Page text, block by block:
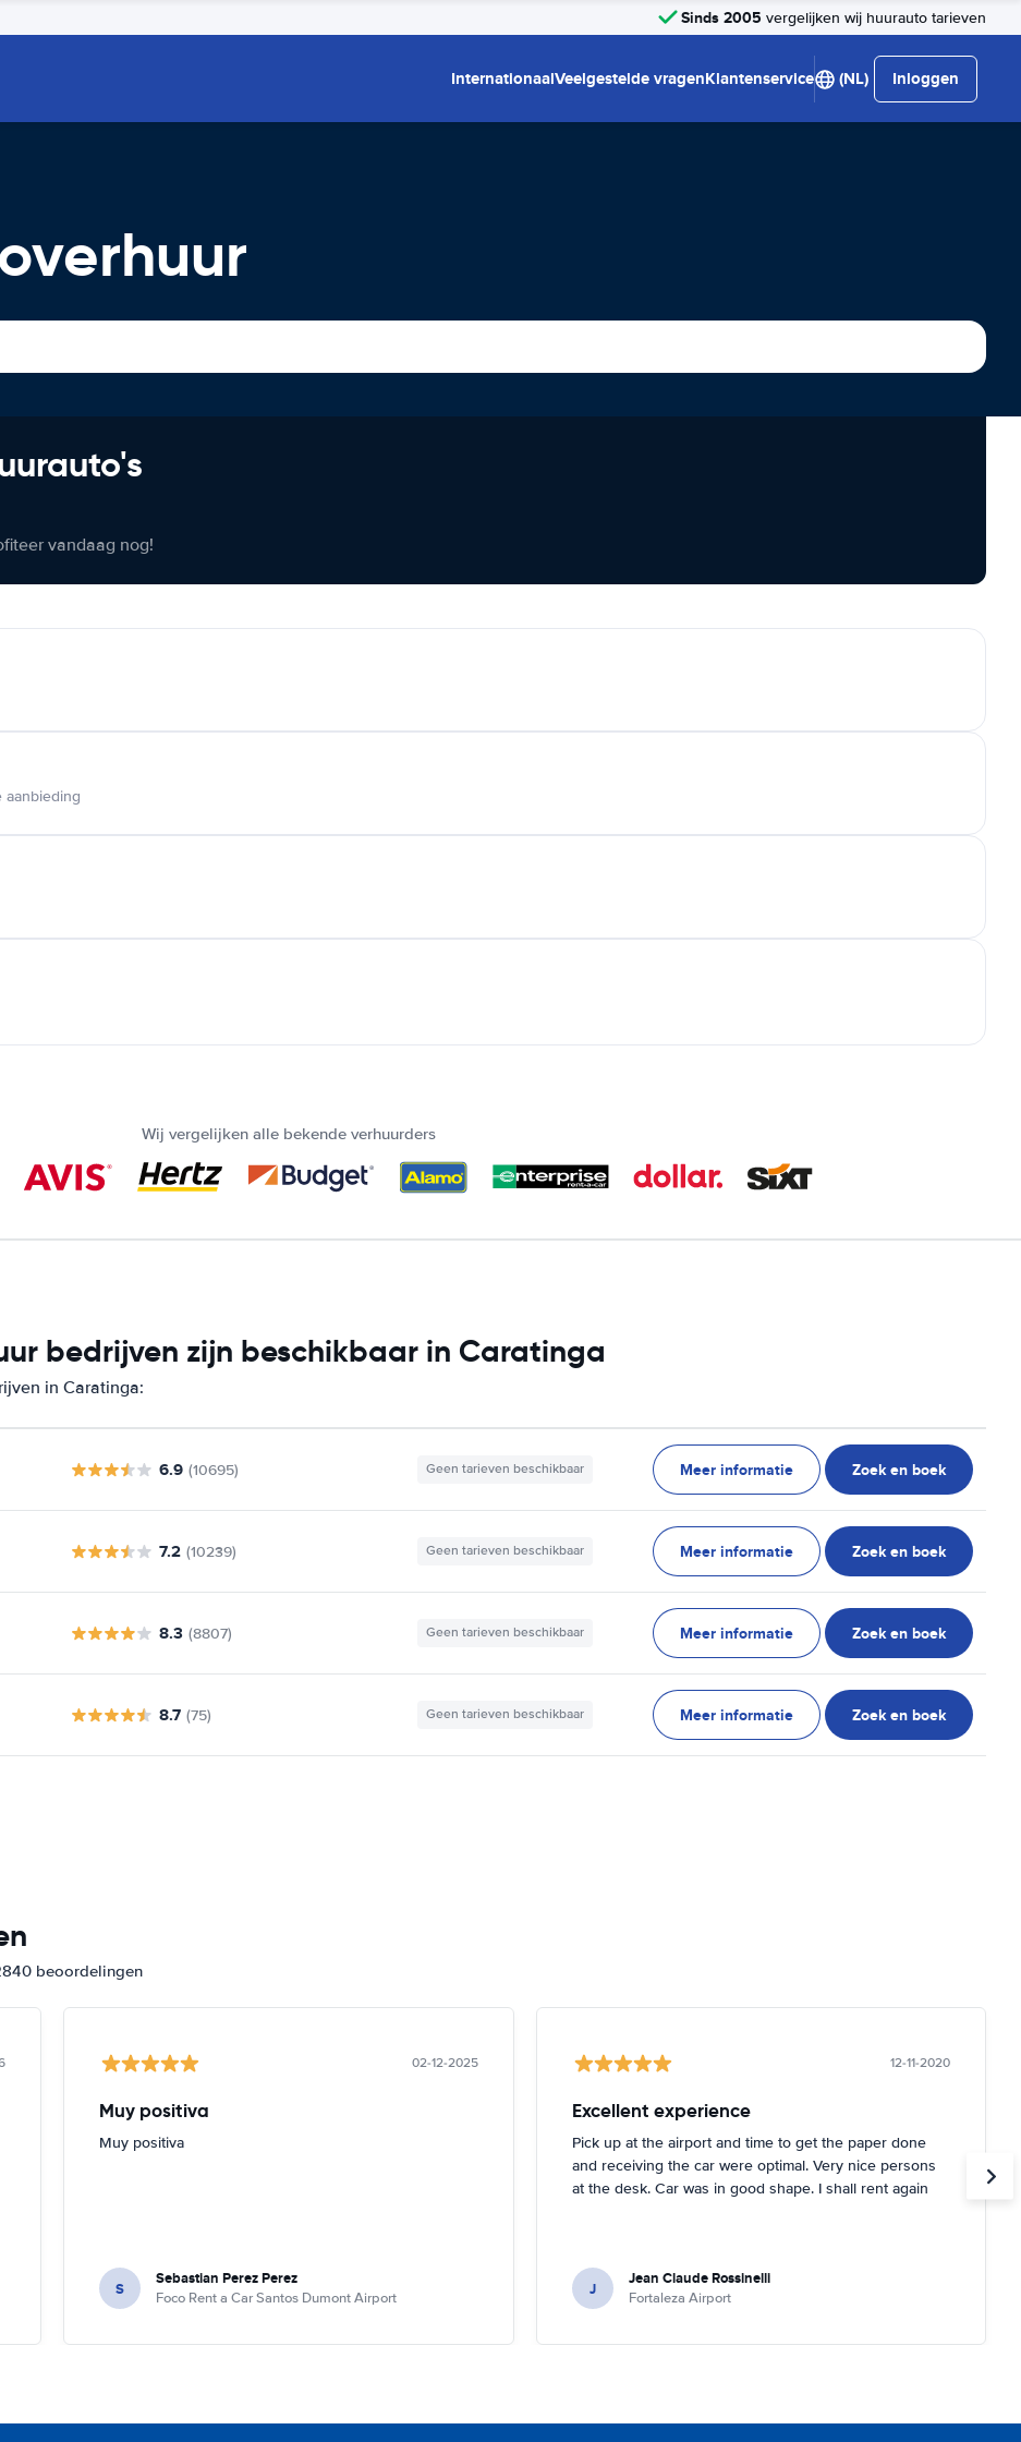
Sinds 2005 vergelijken wij huurauto tarieven
InternationaalVeelgestelde vragenKlantenservice (NL) Inloggen
vandaag nog!
aanbieding
Wij vergelijken alle bekende verhuurders
bedrijven zijn beschikbaar in Caratinga
in Caratinga:
6.9 (10695) Geen tarieven beschikbaar Meer informatie Zoek en boek
7.2 (10239) Geen tarieven beschikbaar Meer informatie Zoek en boek
8.3 (8807) Geen tarieven beschikbaar Meer informatie Zoek en boek
8.7 (75) Geen tarieven beschikbaar Meer informatie Zoek en boek
beoordelingen
02-12-2025
Muy positiva
Muy positiva
S Sebastian Perez Perez
Foco Rent a Car Santos Dumont Airport
12-11-2020
Excellent experience
Pick up at the airport and time to get the paper done
and receiving the car were optimal. Very nice persons
at the desk. Car was in good shape. I shall rent again
J Jean Claude Rossinelli
Fortaleza Airport